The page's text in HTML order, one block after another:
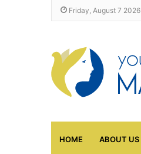
Friday, August 7 2026
HOME ABOUT US